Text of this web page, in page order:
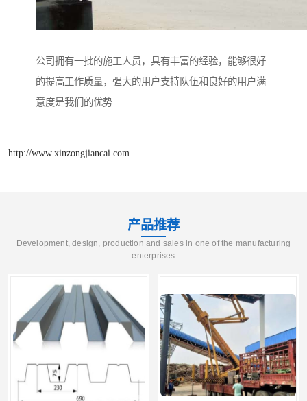
公司拥有一批的施工人员，具有丰富的经验，能够很好
的提高工作质量，强大的用户支持队伍和良好的用户满
意度是我们的优势
http://www.xinzongjiancai.com
产品推荐
Development, design, production and sales in one of the manufacturing
enterprises